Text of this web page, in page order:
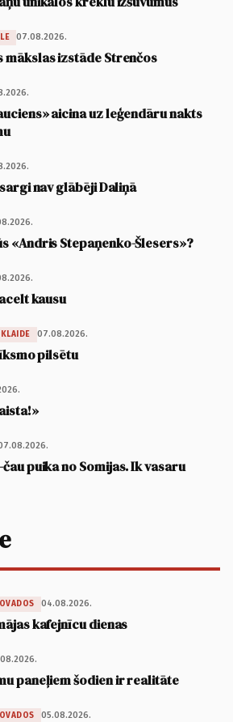
07.08.2026.
mākslas izstāde Strenčos
aicina uz leģendāru nakts
nav glābēji Daliņā
«Andris Stepaņenko-Šlesers»?
kausu
07.08.2026.
pilsētu
puika no Somijas. Ik vasaru
04.08.2026.
kafejnīcu dienas
paneļiem šodien ir realitāte
05.08.2026.